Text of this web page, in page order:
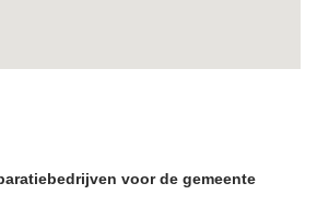
voor de gemeente